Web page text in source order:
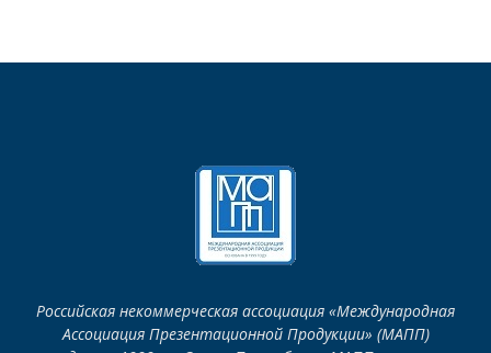
Российская некоммерческая ассоциация «Международная
Ассоциация Презентационной Продукции» (МАПП)